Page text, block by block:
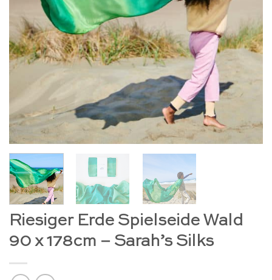
Riesiger Erde Spielseide Wald
90 x 178cm – Sarah’s Silks